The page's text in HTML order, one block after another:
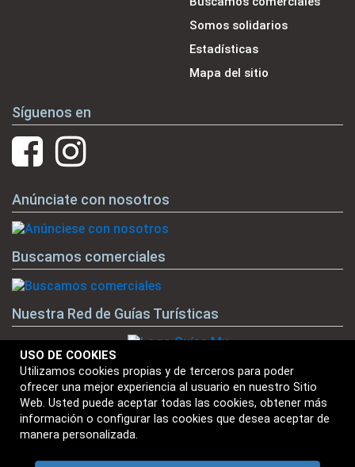
USO DE COOKIES
Utilizamos cookies propias y de terceros para poder
ofrecer una mejor experiencia al usuario en nuestro Sitio
Web. Usted puede aceptar todas las cookies, obtener más
información o configurar las cookies que desea aceptar de
manera personalizada.
Somos solidarios
Estadísticas
Mapa del sitio
Síguenos en
Anúnciate con nosotros
Buscamos comerciales
Nuestra Red de Guías Turísticas
Nuestras Marcas